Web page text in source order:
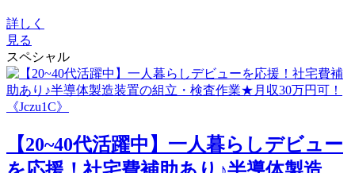
詳しく
見る
スペシャル
【20~40代活躍中】一人暮らしデビュー